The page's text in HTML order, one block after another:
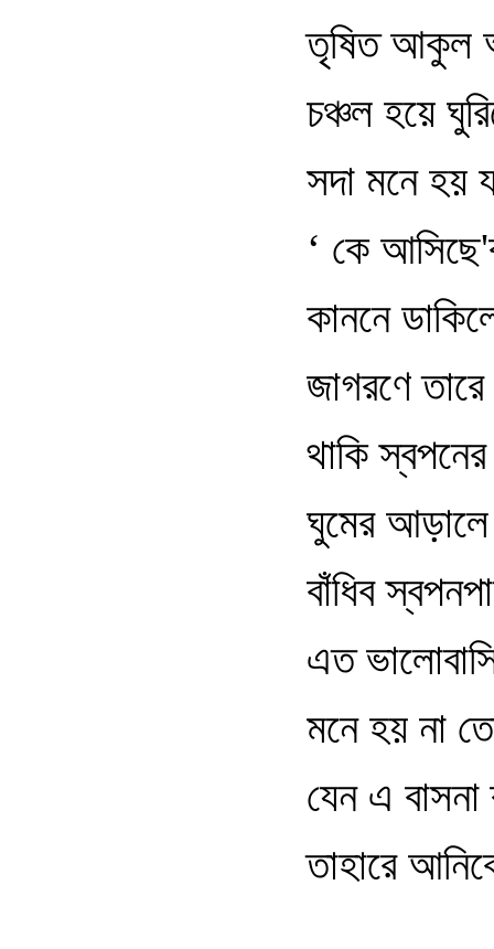
তৃষিত আকুল
চঞ্চল হয়ে
সদা মনে হয়
‘ কে
কাননে
জাগরণে
থাকি
ঘুমের আড়ালে
বাঁধিব
এত
মনে হয় না
যেন এ
তাহারে